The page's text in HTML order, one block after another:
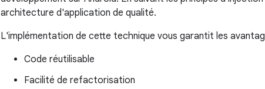
architecture d'application de qualité.
L'implémentation de cette technique vous garantit les
Code réutilisable
Facilité de refactorisation